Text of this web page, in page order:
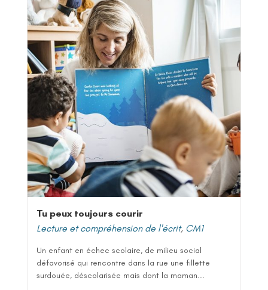
Tu peux toujours courir
Lecture et compréhension de l'écrit, CM1
Un enfant en échec scolaire, de milieu social
défavorisé qui rencontre dans la rue une fillette
surdouée, déscolarisée mais dont la maman...